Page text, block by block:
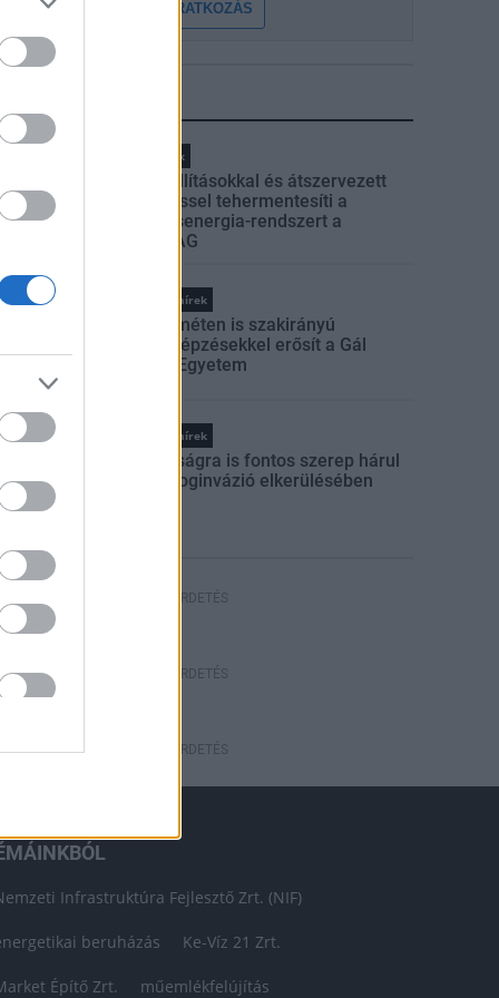
FELIRATKOZÁS
Helyi hírek
Gyárleállításokkal és átszervezett
termeléssel tehermentesíti a
villamosenergia-rendszert a
STRABAG
Országos hírek
Kecskeméten is szakirányú
továbbképzésekkel erősít a Gál
Ferenc Egyetem
Országos hírek
A lakosságra is fontos szerep hárul
a szúnyoginvázió elkerülésében
HIRDETÉS
HIRDETÉS
HIRDETÉS
Infrastruktúra Fejlesztő Zrt. (NIF)
beruházás Ke-Víz 21 Zrt.
Építő Zrt. műemlékfelújítás